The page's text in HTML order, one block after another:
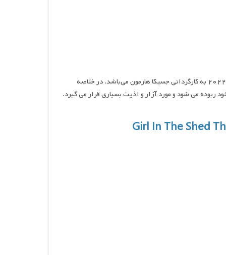
دختری در کلبه ربودن ابی هرناندز ، فیلمی غم‌انگیز و مهیج محصول سال ۲۰۲۲ به کارگردانی جسیکا هارمون می‌باشد. در خلاصه
ساله به نام ابی که در راه خانه خود ربوده می شود و مورد آزار و اذیت بسیاری قرار می گیرد.